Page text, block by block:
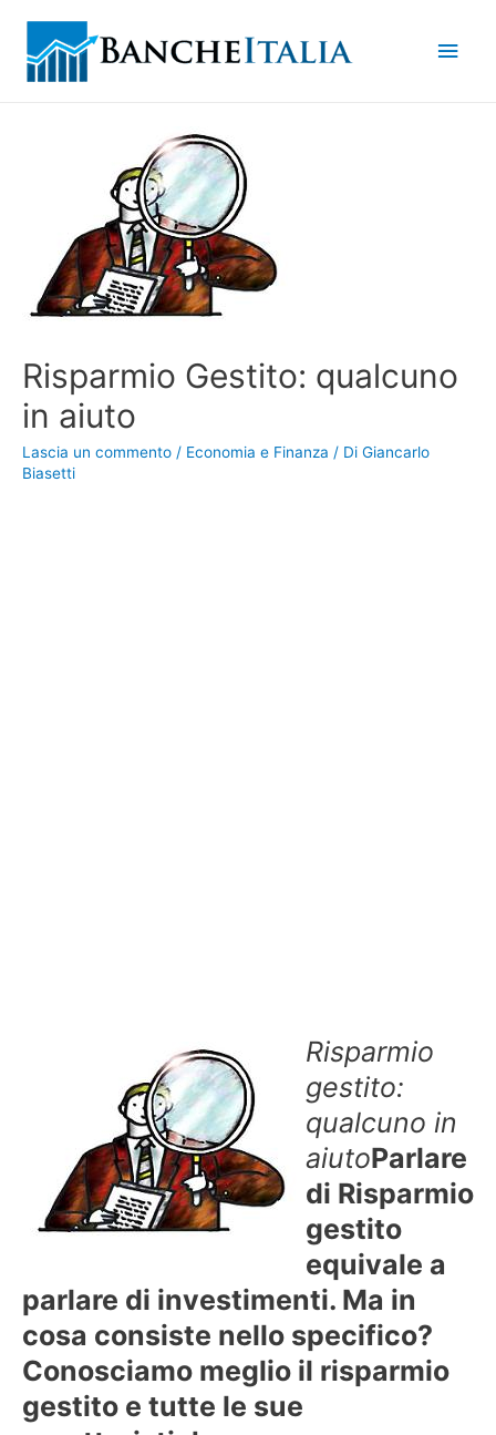
Risparmio Gestito: qualcuno
in aiuto
Lascia un commento / Economia e Finanza / Di Giancarlo
Biasetti
Risparmio
gestito:
qualcuno in
aiutoParlare
di Risparmio
gestito
equivale a
parlare di investimenti. Ma in
cosa consiste nello specifico?
Conosciamo meglio il risparmio
gestito e tutte le sue